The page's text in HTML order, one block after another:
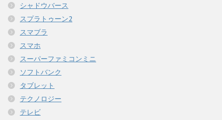
シャドウバース
スプラトゥーン2
スマブラ
スマホ
スーパーファミコンミニ
ソフトバンク
タブレット
テクノロジー
テレビ